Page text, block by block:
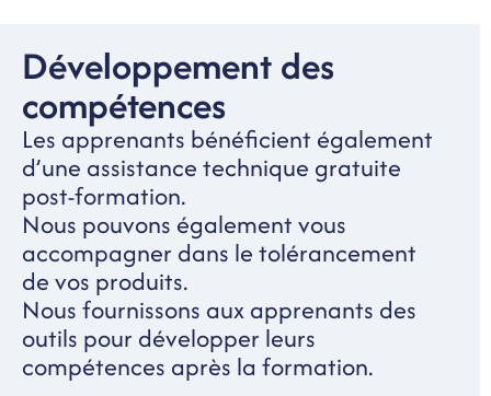
Développement des
compétences
Les apprenants bénéficient également
d’une assistance technique gratuite
post-formation.
Nous pouvons également vous
accompagner dans le tolérancement
de vos produits.
Nous fournissons aux apprenants des
outils pour développer leurs
compétences après la formation.